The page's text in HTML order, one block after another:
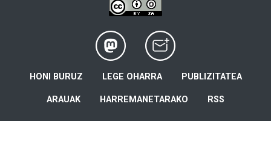
HONI BURUZ LEGE OHARRA PUBLIZITATEA
ARAUAK HARREMANETARAKO RSS